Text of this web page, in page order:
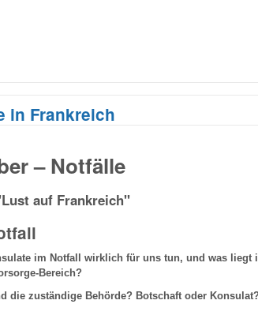
in Frankreich
– Notfälle
auf Frankreich"
im Notfall wirklich für uns tun, und was liegt
Bereich?
die zuständige Behörde? Botschaft oder